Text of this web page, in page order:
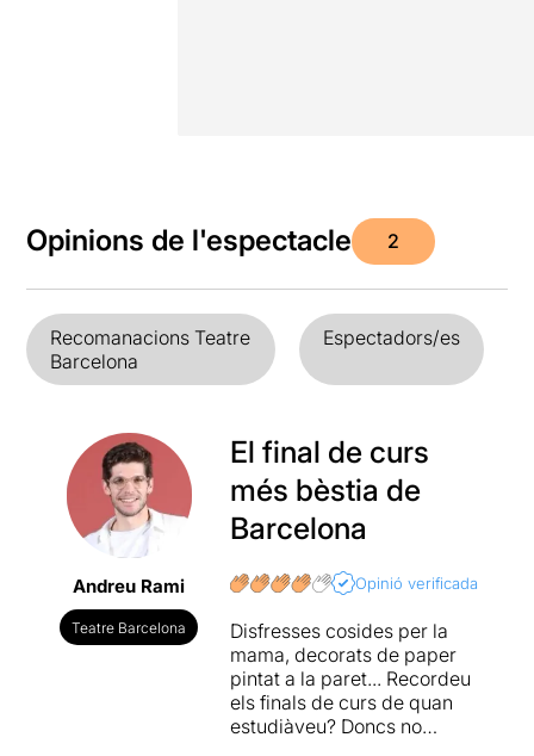
Opinions de l'espectacle 2
Recomanacions Teatre
Barcelona
Espectadors/es
Andreu Rami
Teatre Barcelona
El final de curs
més bèstia de
Barcelona
Opinió verificada
Disfresses cosides per la
mama, decorats de paper
pintat a la paret... Recordeu
els finals de curs de quan
estudiàveu? Doncs no